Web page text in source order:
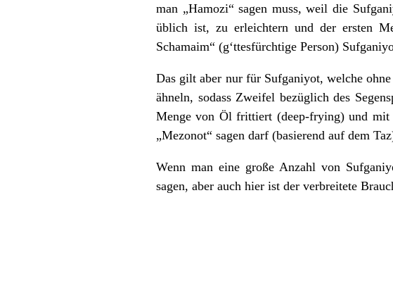
man „Hamozi“ sagen muss, weil die
üblich ist, zu erleichtern und der ersten
Schamaim“ (g‘ttesfürchtige Person)
Das gilt aber nur für Sufganiyot, welche
ähneln, sodass Zweifel bezüglich des
Menge von Öl frittiert (deep-frying) und mit
„Mezonot“ sagen darf (basierend auf dem
Wenn man eine große Anzahl von
sagen, aber auch hier ist der verbreitete